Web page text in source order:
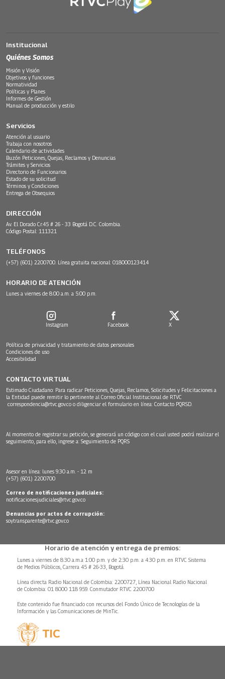
Institucional
Quiénes Somos
Misión y Visión
Objetivos y funciones
Normatividad
Políticas y Planes
Informes de Gestión
Manual de producción y estilo
Servicios
Atención al usuario
Trabaja con nosotros
Calendario de actividades
Buzón Peticiones, Quejas, Reclamos y Denuncias
Trámites y Servicios
Directorio de Funcionarios
Estado de su solicitud
Términos y Condiciones
Entrega de Obsequios
DIRECCIÓN
Av. El Dorado Cr.45 # 26 - 33 Bogotá D.C. Colombia.
Código Postal: 111321
TELÉFONOS
(+57) (601) 2200700. Línea gratuita nacional: 018000123414
HORARIO DE ATENCIÓN
Lunes a viernes de 8:00 a.m. a 5:00 p.m.
Instagram Facebook X
Política de privacidad y tratamiento de datos personales
Condiciones de uso
Accesibilidad
CONTACTO VIRTUAL
Estimado Ciudadano: Para radicar Peticiones, Quejas, Reclamos, Solicitudes y Felicitaciones a
la Entidad puede remitir lo pertinente al Correo Oficial Institucional de RTVC
correspondencia@rtvc.gov.co o diligenciar el formulario en línea: Contacto PQRSD.
Al momento de registrar su petición, se generará un código con el cual usted podrá realizar el
seguimiento, para ello, ingrese a: Seguimiento de PQRS
Asesor en línea: lunes 9:30 a.m. - 12 m
(+57) (601) 2200700
Correo de notificaciones judiciales:
notificacionesjudiciales@rtvc.gov.co
Denuncias por actos de corrupción:
soytransparente@rtvc.gov.co
Horario de atención y entrega de premios:
Lunes a viernes de 8:30 a.m.a 1:00 p.m. y de 2:30 p.m. a 4:30 p.m. en RTVC Sistema
de Medios Públicos, Carrera 45 # 26-33, Bogotá.
Línea directa Radio Nacional de Colombia: 2200727, Línea Nacional Radio Nacional
de Colombia: 01 8000 118 959. Conmutador RTVC 2200700
Este contenido fue financiado con recursos del Fondo Único de Tecnologías de la
Información y las Comunicaciones de MinTic.